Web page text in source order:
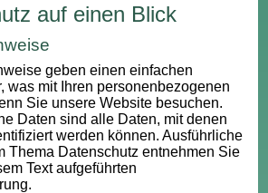
auf einen Blick
geben einen einfachen
was mit Ihren personenbezogenen
Sie unsere Website besuchen.
Daten sind alle Daten, mit denen
werden können. Ausführliche
Thema Datenschutz entnehmen Sie
Text aufgeführten